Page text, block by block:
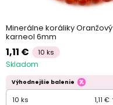
Minerálne koráliky Oranžový
karneol 6mm
1,11 € 10 ks
Skladom
Výhodnejšie balenie
10 ks 1,11 €